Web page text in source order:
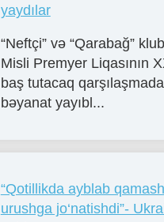
yaydılar
“Neftçi” və “Qarabağ”
Misli Premyer Liqasının
baş tutacaq
bəyanat yayıbl...
“Qotillikda ayblab
urushga jo‘natishdi”-